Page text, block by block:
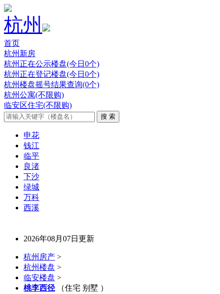
杭州
首页
杭州新房
杭州正在公示楼盘(今日0个)
杭州正在登记楼盘(今日0个)
杭州楼盘摇号结果查询(0个)
杭州公寓(不限购)
临安区住宅(不限购)
申花
钱江
临平
良渚
下沙
绿城
万科
西溪
2026年08月07日更新
杭州房产 >
杭州楼盘 >
临安楼盘 >
桃李西径 （住宅 别墅 ）